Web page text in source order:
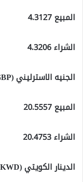
المبيع 4.3127
الشراء 4.3206
الجنيه الاسترليني (GBP)
المبيع 20.5557
الشراء 20.4753
الدينار الكويتي (KWD)